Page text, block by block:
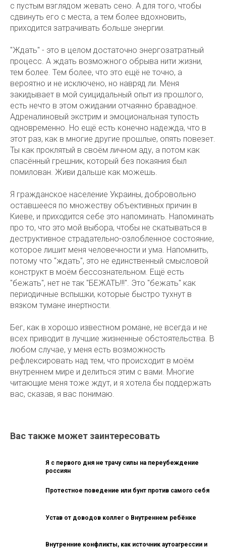
с пустым взглядом жевать сено. А для того, чтобы
сдвинуть его с места, а тем более вдохновить,
приходится затрачивать больше энергии.
"Ждать" - это в целом достаточно энергозатратный
процесс. А ждать возможного обрыва нити жизни,
тем более. Тем более, что это ещё не точно, а
вероятно и не исключено, но навряд ли. Меня
закидывает в мой суицидальный опыт из прошлого,
есть нечто в этом ожидании отчаянно бравадное.
Адреналиновый экстрим и эмоциональная тупость
одновременно. Но ещё есть конечно надежда, что в
этот раз, как в многие другие прошлые, опять повезет.
Ты как проклятый в своём личном аду, а потом как
спасённый грешник, который без покаяния был
помилован. Живи дальше как можешь.
Я гражданское население Украины, добровольно
оставшееся по множеству объективных причин в
Киеве, и приходится себе это напоминать. Напоминать
про то, что это мой выбора, чтобы не скатываться в
деструктивное страдательно-озлобленное состояние,
которое лишит меня человечности и ума. Напомнить,
потому что "ждать", это не единственный смысловой
конструкт в моём бессознательном. Ещё есть
"бежать", нет не так "БЕЖАТЬ!!!". Это "бежать" как
периодичные вспышки, которые быстро тухнут в
вязком тумане инертности.
Бег, как в хорошо известном романе, не всегда и не
всех приводит в лучшие жизненные обстоятельства. В
любом случае, у меня есть возможность
рефлексировать над тем, что происходит в моём
внутреннем мире и делиться этим с вами. Многие
читающие меня тоже ждут, и я хотела бы поддержать
вас, сказав, я вас понимаю.
Вас также может заинтересовать
Я с первого дня не трачу силы на переубеждение
россиян
Протестное поведение или бунт против самого себя
Устав от доводов коллег о Внутреннем ребёнке
Внутренние конфликты, как источник аутоагрессии и